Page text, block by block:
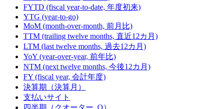
FYTD (fiscal year-to-date, 年度初来)
YTG (year-to-go)
MoM (month-over-month, 前月比)
TTM (trailing twelve months, 直近12カ月)
LTM (last twelve months, 過去12カ月)
YoY (year-over-year, 前年比)
NTM (next twelve months, 今後12カ月)
FY (fiscal year, 会計年度)
決算期（決算月）
支払いサイト
四半期（クオーター, Q）